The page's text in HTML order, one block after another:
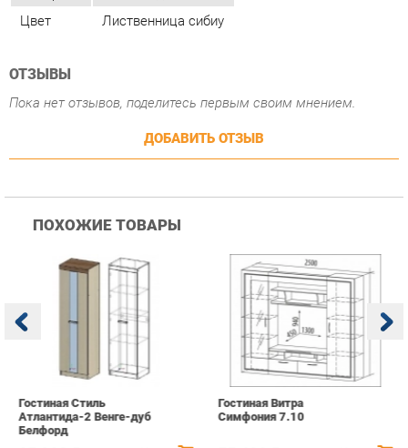
Пока нет отзывов, поделитесь первым своим мнением.
Купить
Гостиная Стиль
Атлантида-2 Венге-дуб
Белфорд
Купить
Гостиная Витра
Симфония 7.10
55 482 ₽
info@case-ekb.ru +7 (343) 383-57-83
КАТАЛОГ ИНФОРМАЦИЯ ГОРОДА